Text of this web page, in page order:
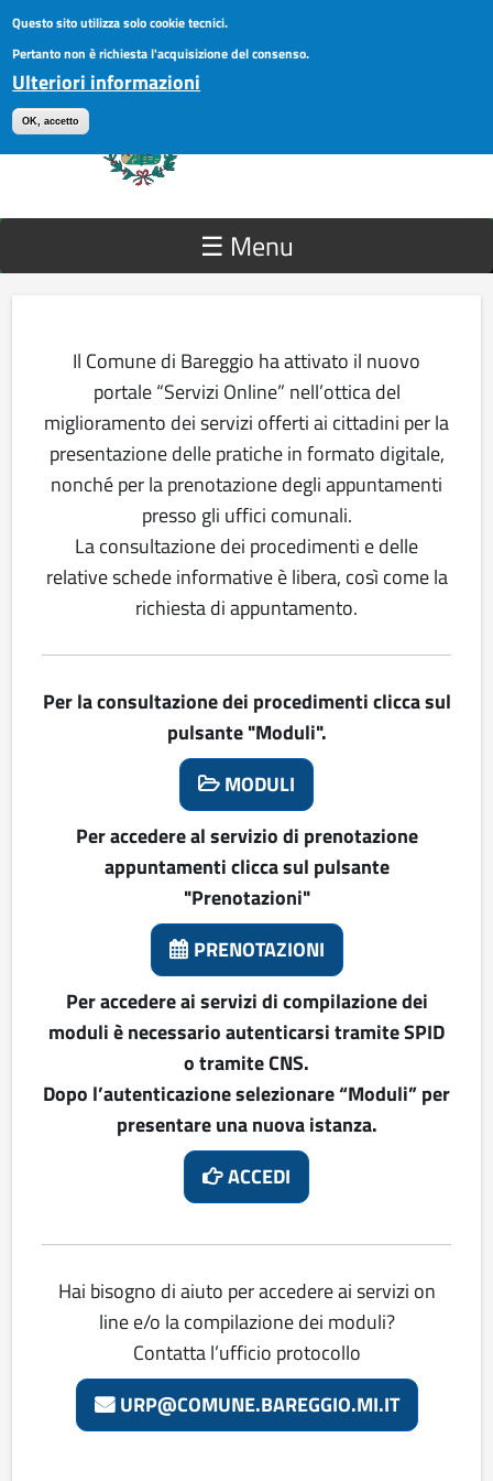
Questo sito utilizza solo cookie tecnici.
Pertanto non è richiesta l'acquisizione del consenso.
Ulteriori informazioni
OK, accetto
Salta al contenuto principale
Comune di Bareggio
☰ Menu
Il Comune di Bareggio ha attivato il nuovo
portale “Servizi Online” nell’ottica del
miglioramento dei servizi offerti ai cittadini per la
presentazione delle pratiche in formato digitale,
nonché per la prenotazione degli appuntamenti
presso gli uffici comunali.
La consultazione dei procedimenti e delle
relative schede informative è libera, così come la
richiesta di appuntamento.
Per la consultazione dei procedimenti clicca sul
pulsante "Moduli".
MODULI
Per accedere al servizio di prenotazione
appuntamenti clicca sul pulsante
"Prenotazioni"
PRENOTAZIONI
Per accedere ai servizi di compilazione dei
moduli è necessario autenticarsi tramite SPID
o tramite CNS.
Dopo l’autenticazione selezionare “Moduli” per
presentare una nuova istanza.
ACCEDI
Hai bisogno di aiuto per accedere ai servizi on
line e/o la compilazione dei moduli?
Contatta l’ufficio protocollo
URP@COMUNE.BAREGGIO.MI.IT